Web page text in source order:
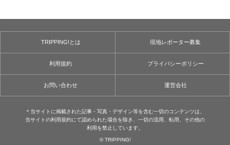
TRIPPING!とは 現地レポーター募集
利用規約 プライバシーポリシー
お問い合わせ 運営会社
＊当サイトに掲載された記事・写真・デザイン等を含む⼀切のコンテンツは、
当サイトの利用規約にて認められた場合を除き、⼀切の流用、転⽤、その他の
利用を禁⽌しています。
© TRIPPING!